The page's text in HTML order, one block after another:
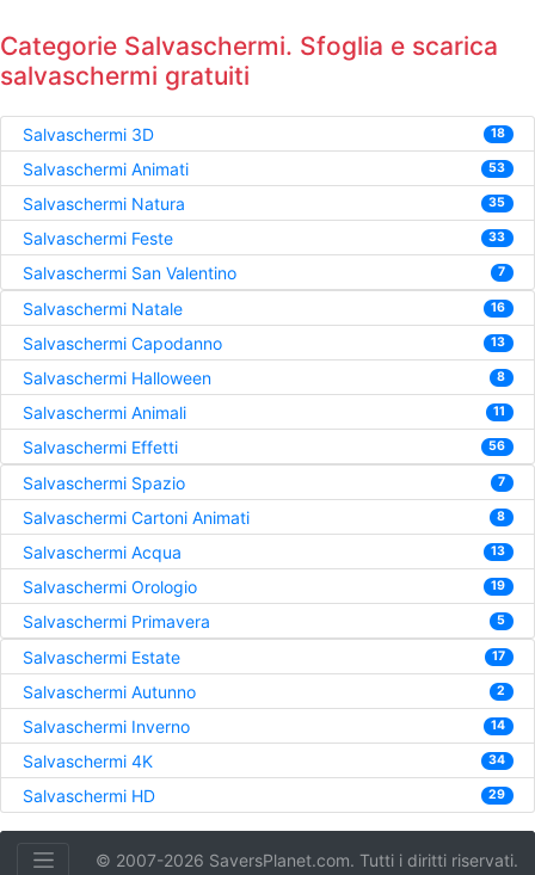
Categorie Salvaschermi. Sfoglia e scarica
salvaschermi gratuiti
Salvaschermi 3D 18
Salvaschermi Animati 53
Salvaschermi Natura 35
Salvaschermi Feste 33
Salvaschermi San Valentino 7
Salvaschermi Natale 16
Salvaschermi Capodanno 13
Salvaschermi Halloween 8
Salvaschermi Animali 11
Salvaschermi Effetti 56
Salvaschermi Spazio 7
Salvaschermi Cartoni Animati 8
Salvaschermi Acqua 13
Salvaschermi Orologio 19
Salvaschermi Primavera 5
Salvaschermi Estate 17
Salvaschermi Autunno 2
Salvaschermi Inverno 14
Salvaschermi 4K 34
Salvaschermi HD 29
© 2007-2026 SaversPlanet.com. Tutti i diritti riservati.